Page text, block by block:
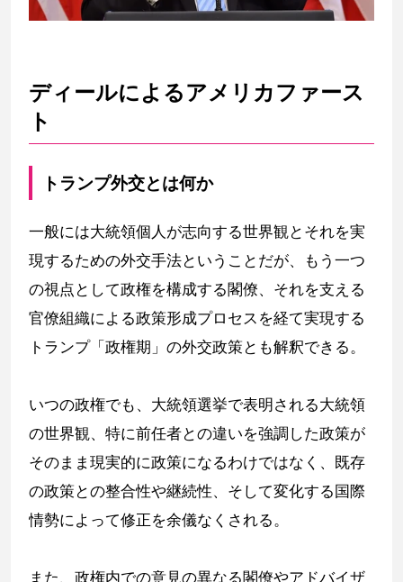
ディールによるアメリカファース
ト
トランプ外交とは何か
一般には大統領個人が志向する世界観とそれを実
現するための外交手法ということだが、もう一つ
の視点として政権を構成する閣僚、それを支える
官僚組織による政策形成プロセスを経て実現する
トランプ「政権期」の外交政策とも解釈できる。
いつの政権でも、大統領選挙で表明される大統領
の世界観、特に前任者との違いを強調した政策が
そのまま現実的に政策になるわけではなく、既存
の政策との整合性や継続性、そして変化する国際
情勢によって修正を余儀なくされる。
また、政権内での意見の異なる閣僚やアドバイザ